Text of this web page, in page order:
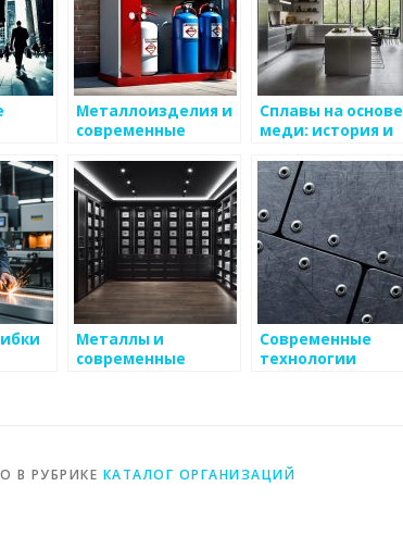
Металлоизделия и
современные
шаги предпринять
Сплавы на основе
меди: история и
технологии
Металлы и
современные
Современные
технологии
В РУБРИКЕ КАТАЛОГ ОРГАНИЗАЦИЙ